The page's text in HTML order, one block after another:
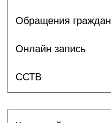
Обращения граждан
Онлайн запись
ССТВ